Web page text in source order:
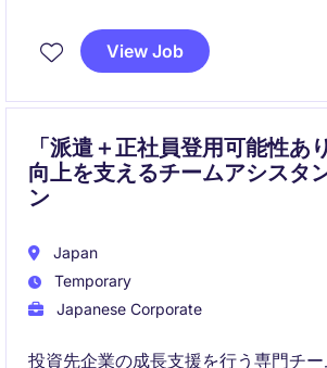
たる業務を担当していただきます。
View Job
「派遣＋正社員登用可能性あ
向上を支えるチームアシスタ
ン
Japan
Temporary
Japanese Corporate
投資先企業の成長支援を行う専門チ